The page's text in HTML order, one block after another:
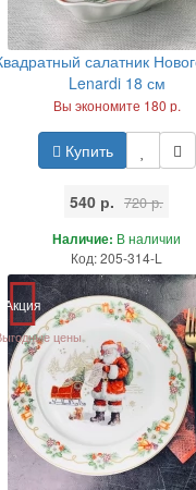
салатник
Lenardi 18 см
Вы экономите 180 р.
Купить
540 р. 720 р.
Наличие: В наличии
Код: 205-314-L
Акция
цены